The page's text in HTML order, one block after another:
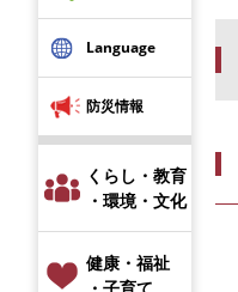
Language
防災情報
くらし・教育
・環境・文化
健康・福祉